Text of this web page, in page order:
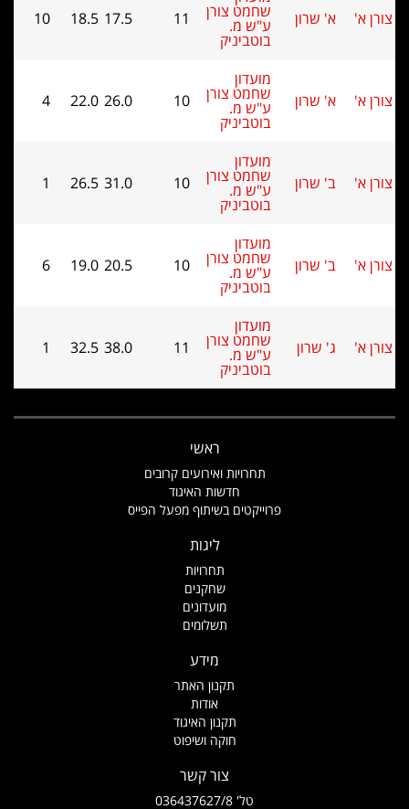
א' שרון שחמט צורן
ע"ש מ.
בוטביניק
11
17.5
18.5
10
א' שרון שחמט צורן
ע"ש מ.
בוטביניק
10
26.0
22.0
4
ב' שרון שחמט צורן
ע"ש מ.
בוטביניק
10
31.0
26.5
1
ב' שרון שחמט צורן
ע"ש מ.
בוטביניק
10
20.5
19.0
6
ג' שרון שחמט צורן
ע"ש מ.
בוטביניק
11
38.0
32.5
1
תחרויות ואירועים קרובים
חדשות האיגוד
פרוייקטים בשיתוף מפעל הפייס
תקנון האתר
תקנון האיגוד
חוקה ושיפוט